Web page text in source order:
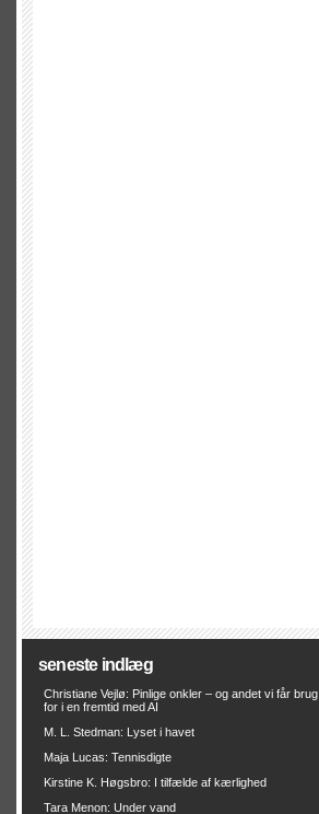
seneste indlæg
Christiane Vejlø: Pinlige onkler – og andet vi får brug
for i en fremtid med AI
M. L. Stedman: Lyset i havet
Maja Lucas: Tennisdigte
Kirstine K. Høgsbro: I tilfælde af kærlighed
Tara Menon: Under vand